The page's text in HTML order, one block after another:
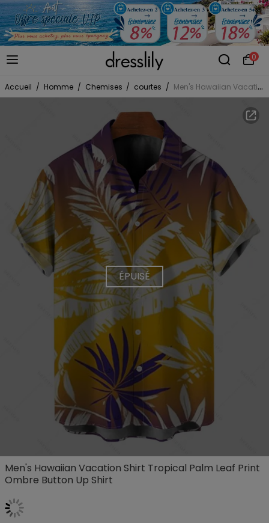
0
Accueil / Homme / Chemises / courtes / Men's Hawaiian Vacation Shirt Tropical Palm Leaf Print Ombre Button Up Shirt
ÉPUISÉ
Men's Hawaiian Vacation Shirt Tropical Palm Leaf Print
Ombre Button Up Shirt